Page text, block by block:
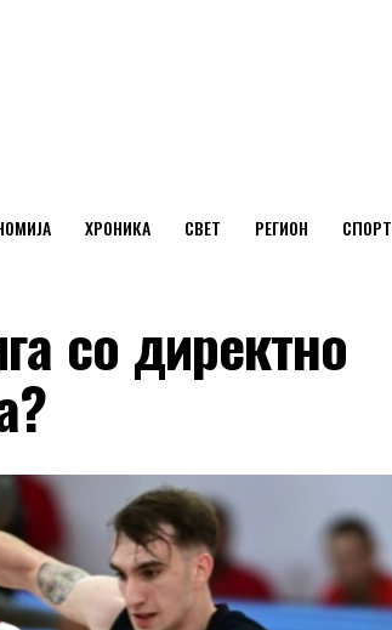
ХРОНИКА СВЕТ РЕГИОН СПОРТ
со директно